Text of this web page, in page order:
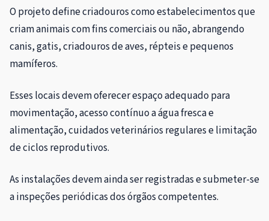
O projeto define criadouros como estabelecimentos que
criam animais com fins comerciais ou não, abrangendo
canis, gatis, criadouros de aves, répteis e pequenos
mamíferos.
Esses locais devem oferecer espaço adequado para
movimentação, acesso contínuo a água fresca e
alimentação, cuidados veterinários regulares e limitação
de ciclos reprodutivos.
As instalações devem ainda ser registradas e submeter-se
a inspeções periódicas dos órgãos competentes.